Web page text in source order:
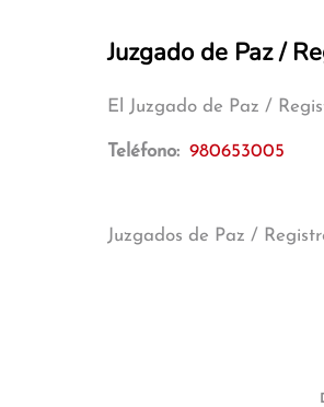
Juzgado de Paz /
El Juzgado de Paz /
Teléfono: 980653005
Juzgados de Paz /